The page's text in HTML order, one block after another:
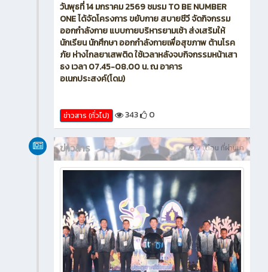
วันพุธที่ 14 มกราคม 2569 ชมรม TO BE NUMBER
ONE ได้จัดโครงการ ขยับกาย สบายชีวี จัดกิจกรรม
ออกกำลังกาย แบบกายบริหารยามเช้า ส่งเสริมให้
ธง เวลา 07.45-08.00 น. ณ อาคาร
อเนกประสงค์(โดม)
ข่าวสาร (ทั่วไป) 343 0
7 เดือน ที่ผ่านมา
ข่าวสาร